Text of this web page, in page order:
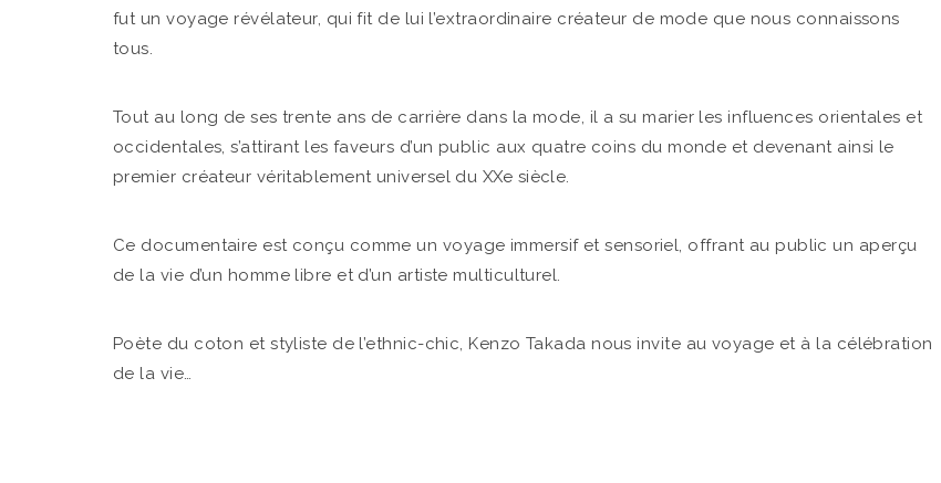
fut un voyage révélateur, qui fit de lui l’extraordinaire créateur de mode que nous connaissons
tous.
Tout au long de ses trente ans de carrière dans la mode, il a su marier les influences orientales et
occidentales, s’attirant les faveurs d’un public aux quatre coins du monde et devenant ainsi le
premier créateur véritablement universel du XXe siècle.
​Ce documentaire est conçu comme un voyage immersif et sensoriel, offrant au public un aperçu
de la vie d’un homme libre et d’un artiste multiculturel.
Poète du coton et styliste de l’ethnic-chic, Kenzo Takada nous invite au voyage et à la célébration
de la vie…